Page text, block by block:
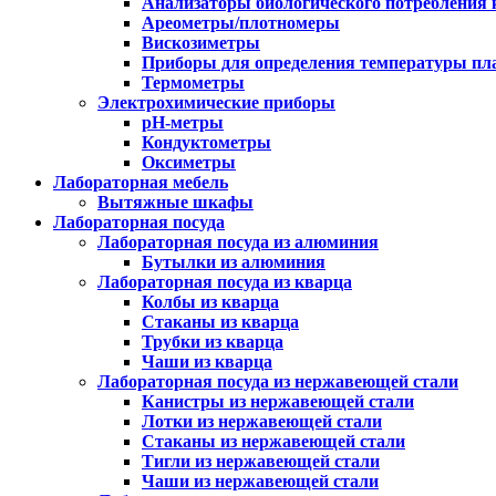
Ареометры/плотномеры
Вискозиметры
Приборы для определения температуры
Термометры
Электрохимические приборы
pH-метры
Кондуктометры
Оксиметры
Лабораторная мебель
Вытяжные шкафы
Лабораторная посуда
Лабораторная посуда из алюминия
Бутылки из алюминия
Лабораторная посуда из кварца
Колбы из кварца
Стаканы из кварца
Трубки из кварца
Чаши из кварца
Лабораторная посуда из нержавеющей стали
Канистры из нержавеющей стали
Лотки из нержавеющей стали
Стаканы из нержавеющей стали
Тигли из нержавеющей стали
Чаши из нержавеющей стали